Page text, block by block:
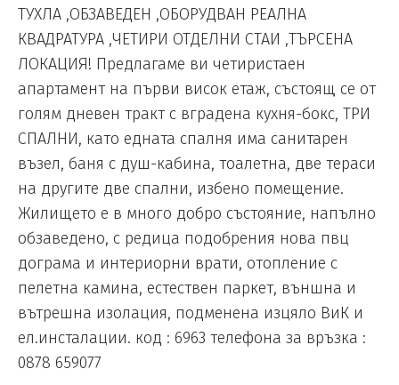
ТУХЛА ,ОБЗАВЕДЕН ,ОБОРУДВАН РЕАЛНА
КВАДРАТУРА ,ЧЕТИРИ ОТДЕЛНИ СТАИ ,ТЪРСЕНА
ЛОКАЦИЯ! Предлагаме ви четиристаен
апартамент на първи висок етаж, състоящ се от
голям дневен тракт с вградена кухня-бокс, ТРИ
СПАЛНИ, като едната спалня има санитарен
възел, баня с душ-кабина, тоалетна, две тераси
на другите две спални, избено помещение.
Жилището е в много добро състояние, напълно
обзаведено, с редица подобрения нова пвц
дограма и интериорни врати, отопление с
пелетна камина, естествен паркет, външна и
вътрешна изолация, подменена изцяло ВиК и
ел.инсталации. код : 6963 телефона за връзка :
0878 659077